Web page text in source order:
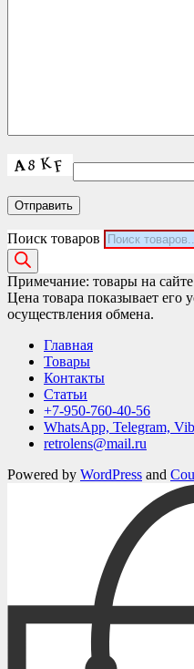
Поиск товаров
Примечание: товары на
Цена товара показывает его
осуществления обмена.
Главная
Товары
Контакты
Статьи
+7-950-760-40-56
WhatsApp, Telegram,
retrolens@mail.ru
Powered by WordPress and